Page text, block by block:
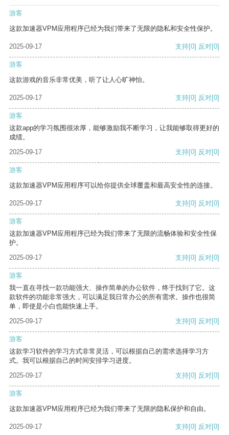
游客
这款加速器VPM应用程序已经为我们带来了无限的隐私和安全性保护。
2025-09-17 支持[0] 反对[0]
游客
这款游戏的音乐非常优美，听了让人心旷神怡。
2025-09-17 支持[0] 反对[0]
游客
这款app的学习氛围很浓厚，能够激励我不断学习，让我能够取得更好的
成绩。
2025-09-17
支持[0] 反对[0]
游客
这款加速器VPM应用程序可以给你提供全球覆盖和最高安全性的连接。
2025-09-17 支持[0] 反对[0]
游客
这款加速器VPM应用程序已经为我们带来了无限的流畅体验和安全性保
护。
2025-09-17
支持[0] 反对[0]
游客
我一直在寻找一款功能强大、操作简单的办公软件，终于找到了它。这
款软件的功能非常强大，可以满足我日常办公的所有需求。操作也很简
单，即使是小白也能快速上手。
2025-09-17
支持[0] 反对[0]
游客
这款学习软件的学习方式非常灵活，可以根据自己的需求选择学习方
式。我可以根据自己的时间安排学习进度。
2025-09-17
支持[0] 反对[0]
游客
这款加速器VPM应用程序已经为我们带来了无限的隐私保护和自由。
2025-09-17 支持[0] 反对[0]